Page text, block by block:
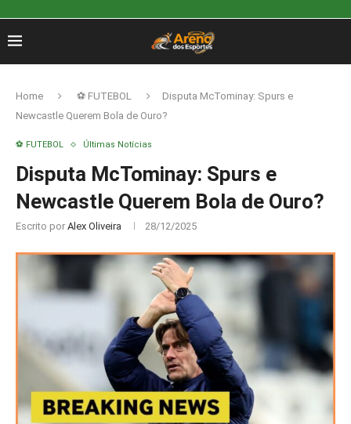
Home ⚽ FUTEBOL
Disputa McTominay: Spurs e
Newcastle Querem Bola de Ouro?
⚽ FUTEBOL Últimas Notícias
Disputa McTominay: Spurs e
Newcastle Querem Bola de Ouro?
Escrito por Alex Oliveira 28/12/2025